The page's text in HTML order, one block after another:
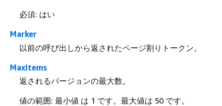
必須: はい
Marker
以前の呼び出しから返されたページ割りトークン。
MaxItems
返されるバージョンの最大数。
値の範囲: 最小値 は 1 です。最大値は 50 です。